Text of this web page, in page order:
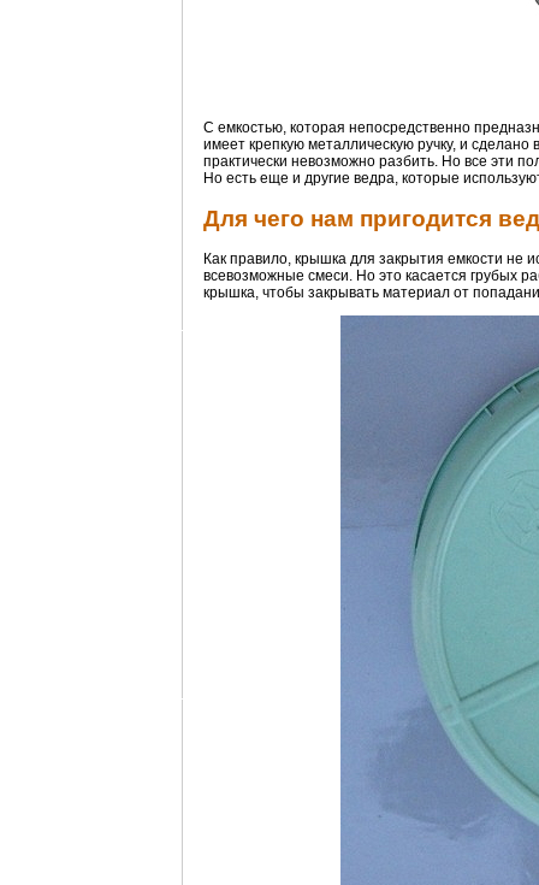
С емкостью, которая непосредственно
имеет крепкую металлическую ручку, и сделано
практически невозможно разбить. Но все эти
Но есть еще и другие ведра, которые
Для чего нам пригодится
Как правило, крышка для закрытия емкости не
всевозможные смеси. Но это касается грубых
крышка, чтобы закрывать материал от